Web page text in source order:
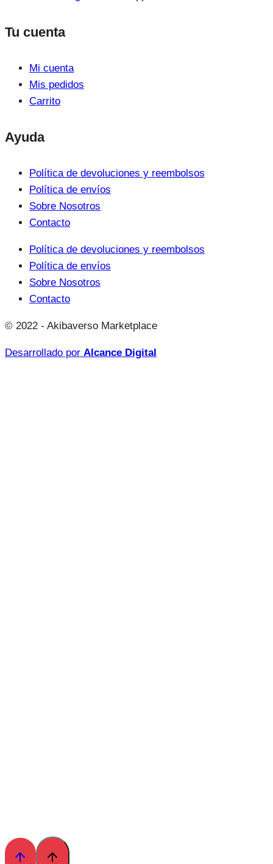
Tu cuenta
Mi cuenta
Mis pedidos
Carrito
Ayuda
Política de devoluciones y reembolsos
Política de envíos
Sobre Nosotros
Contacto
Política de devoluciones y reembolsos
Política de envíos
Sobre Nosotros
Contacto
© 2022 - Akibaverso Marketplace
Desarrollado por Alcance Digital